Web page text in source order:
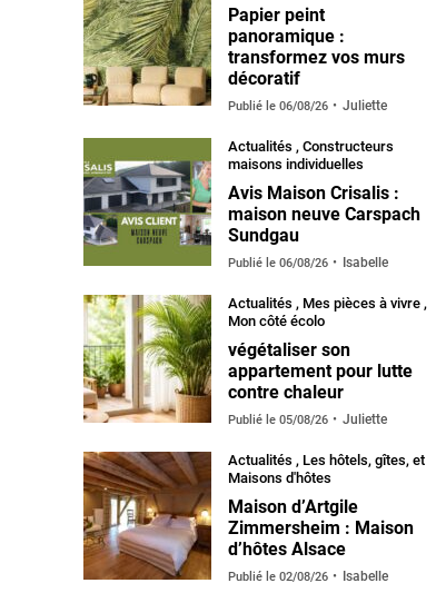
Papier peint
panoramique :
transformez vos murs
décoratif
Publié le 06/08/26 Juliette
Actualités , Constructeurs
maisons individuelles
Avis Maison Crisalis :
maison neuve Carspach
Sundgau
Publié le 06/08/26 Isabelle
Actualités , Mes pièces à vivre ,
Mon côté écolo
végétaliser son
appartement pour lutte
contre chaleur
Publié le 05/08/26 Juliette
Actualités , Les hôtels, gîtes, et
Maisons d'hôtes
Maison d’Artgile
Zimmersheim : Maison
d’hôtes Alsace
Publié le 02/08/26 Isabelle